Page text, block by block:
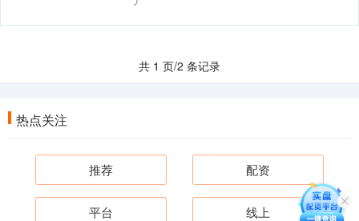
共 1 页/2 条记录
热点关注
推荐 配资
平台 线上